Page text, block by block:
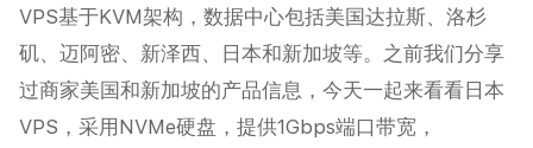
VPS基于KVM架构，数据中心包括美国达拉斯、洛杉
矶、迈阿密、新泽西、日本和新加坡等。之前我们分享
过商家美国和新加坡的产品信息，今天一起来看看日本
VPS，采用NVMe硬盘，提供1Gbps端口带宽，